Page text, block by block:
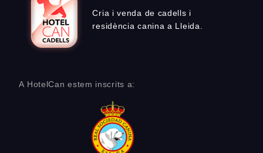
Cria i venda de cadells i
residència canina a Lleida.
A HotelCan estem inscrits a: